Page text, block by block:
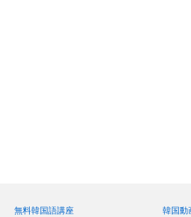
無料韓国語講座
韓国動